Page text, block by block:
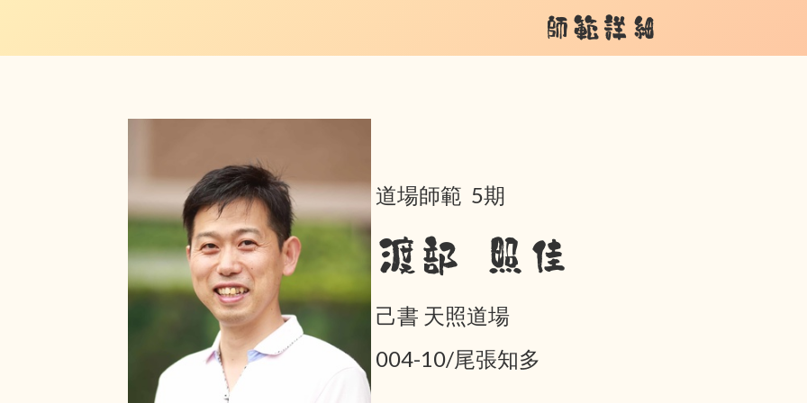
師範詳細
道場師範 5期
渡部 照佳
己書 天照道場
004-10/尾張知多